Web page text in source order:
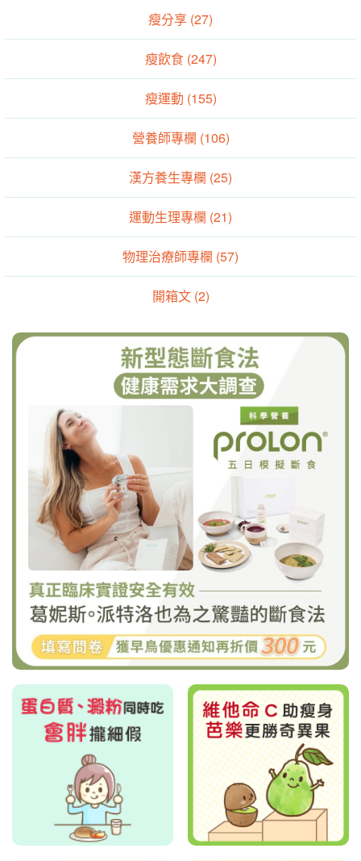
瘦飲食 (247)
瘦運動 (155)
營養師專欄 (106)
漢方養生專欄 (25)
運動生理專欄 (21)
物理治療師專欄 (57)
開箱文 (2)